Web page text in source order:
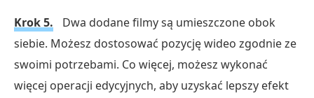
Krok 5.
Dwa dodane filmy są umieszczone obok
siebie. Możesz dostosować pozycję wideo zgodnie ze
swoimi potrzebami. Co więcej, możesz wykonać
więcej operacji edycyjnych, aby uzyskać lepszy efekt